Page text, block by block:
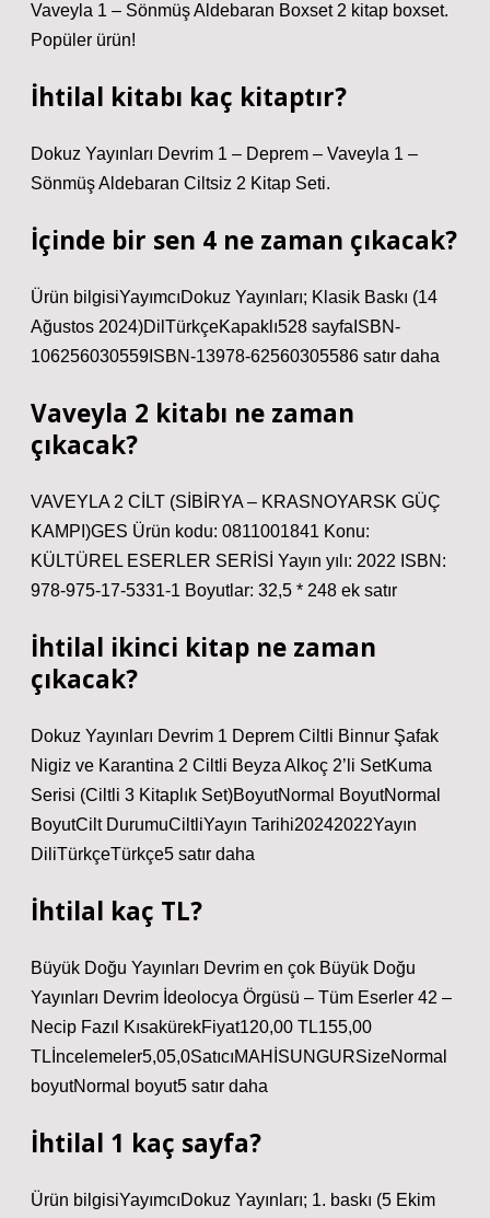
Vaveyla 1 – Sönmüş Aldebaran Boxset 2 kitap boxset.
Popüler ürün!
İhtilal kitabı kaç kitaptır?
Dokuz Yayınları Devrim 1 – Deprem – Vaveyla 1 –
Sönmüş Aldebaran Ciltsiz 2 Kitap Seti.
İçinde bir sen 4 ne zaman çıkacak?
Ürün bilgisiYayımcı‎Dokuz Yayınları; Klasik Baskı (14
Ağustos 2024)Dil‎TürkçeKapaklı‎528 sayfaISBN-
10‎6256030559ISBN-13‎978-62560305586 satır daha
Vaveyla 2 kitabı ne zaman
çıkacak?
VAVEYLA 2 CİLT (SİBİRYA – KRASNOYARSK GÜÇ
KAMPI)GES Ürün kodu: 0811001841 Konu:
KÜLTÜREL ESERLER SERİSİ Yayın yılı: 2022 ISBN:
978-975-17-5331-1 Boyutlar: 32,5 * 248 ek satır
İhtilal ikinci kitap ne zaman
çıkacak?
Dokuz Yayınları Devrim 1 Deprem Ciltli Binnur Şafak
Nigiz ve Karantina 2 Ciltli Beyza Alkoç 2’li SetKuma
Serisi (Ciltli 3 Kitaplık Set)BoyutNormal BoyutNormal
BoyutCilt DurumuCiltliYayın Tarihi20242022Yayın
DiliTürkçeTürkçe5 satır daha
İhtilal kaç TL?
Büyük Doğu Yayınları Devrim en çok Büyük Doğu
Yayınları Devrim İdeolocya Örgüsü – Tüm Eserler 42 –
Necip Fazıl KısakürekFiyat120,00 TL155,00
TLİncelemeler5,05,0SatıcıMAHİSUNGURSizeNormal
boyutNormal boyut5 satır daha
İhtilal 1 kaç sayfa?
Ürün bilgisiYayımcı‎Dokuz Yayınları; 1. baskı (5 Ekim